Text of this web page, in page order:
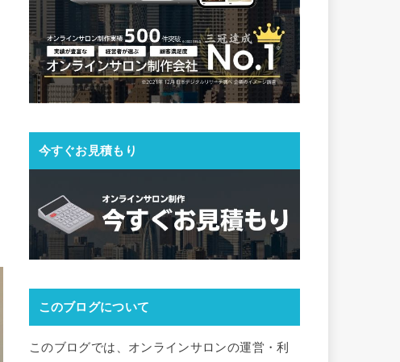
今すぐお見積もり
このブログについて
このブログでは、オンラインサロンの運営・利